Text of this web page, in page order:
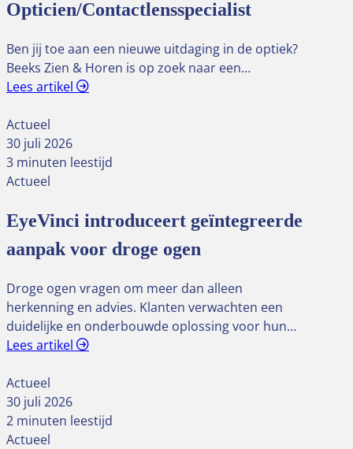
Opticien/Contactlensspecialist
Ben jij toe aan een nieuwe uitdaging in de optiek?
Beeks Zien & Horen is op zoek naar een…
Lees artikel
Actueel
30 juli 2026
3 minuten leestijd
Actueel
EyeVinci introduceert geïntegreerde
aanpak voor droge ogen
Droge ogen vragen om meer dan alleen
herkenning en advies. Klanten verwachten een
duidelijke en onderbouwde oplossing voor hun…
Lees artikel
Actueel
30 juli 2026
2 minuten leestijd
Actueel